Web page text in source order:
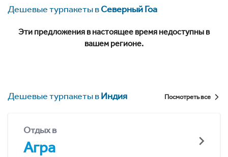
Дешевые турпакеты вСеверный Гоа
Эти предложения в настоящее время недоступны в
вашем регионе.
Дешевые турпакеты вИндия Посмотреть все
Отдых в
Агра